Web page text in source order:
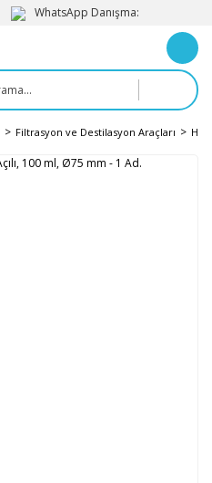
WhatsApp Danışma:
Filtrasyon ve Destilasyon Araçları